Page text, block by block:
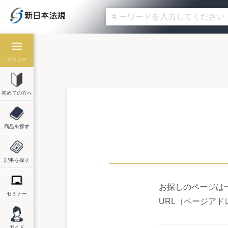
メニュー
初めての方へ
商品を探す
記事を探す
セミナー
メニュー
初めての方へ
商品を探す
記事を探す
セミナー
お探しのページは
URL（ページアド